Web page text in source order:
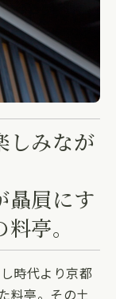
しみなが
贔屓にす
亭。
時代より京都
料亭。その土